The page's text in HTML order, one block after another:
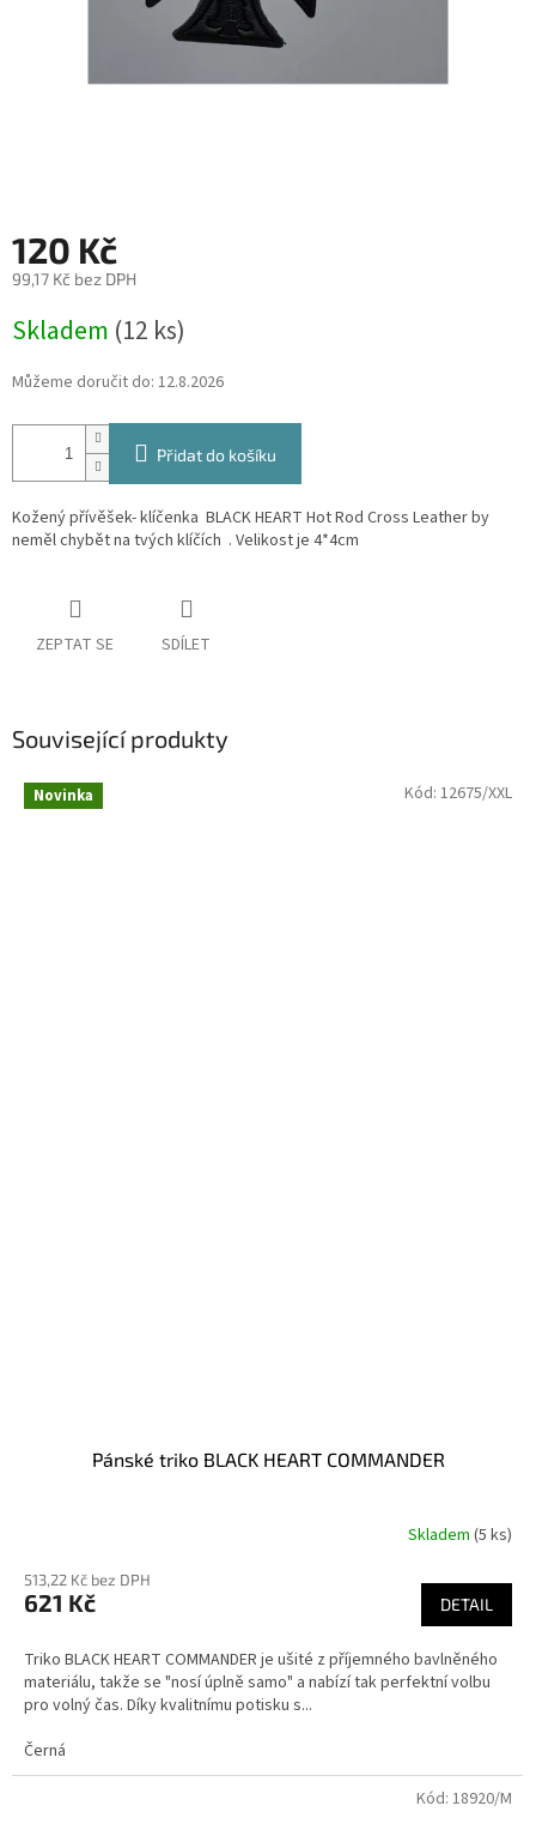
120 Kč
99,17 Kč bez DPH
cena:
Skladem (12 ks)
Můžeme doručit do: 12.8.2026
Přidat do košíku
Kožený přívěšek- klíčenka BLACK HEART Hot Rod Cross Leather by
neměl chybět na tvých klíčích . Velikost je 4*4cm
ZEPTAT SE SDÍLET
Související produkty
Novinka
Pánské triko BLACK HEART COMMANDER
produktu
je
z
5
hvězdiček.
Skladem(5 ks)
513,22 Kč bez DPH
621 Kč DETAIL
Triko BLACK HEART COMMANDER je ušité z příjemného bavlněného
materiálu, takže se "nosí úplně samo" a nabízí tak perfektní volbu
pro volný čas. Díky kvalitnímu potisku s...
Černá
Kód: 12675/XXL
Kód: 18920/M